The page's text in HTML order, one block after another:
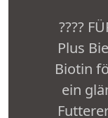
????
Plus
Biotin
ein